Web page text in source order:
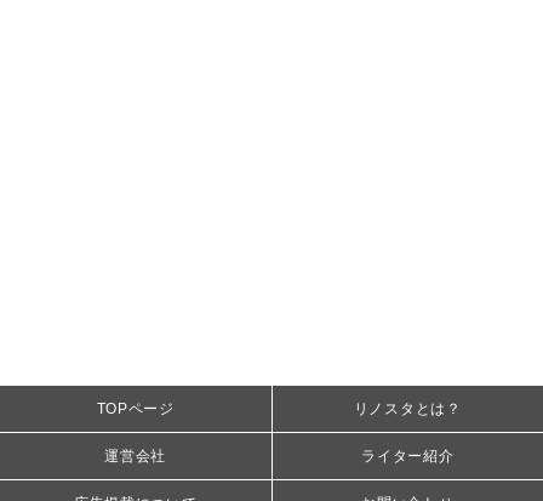
TOPページ リノスタとは？
運営会社 ライター紹介